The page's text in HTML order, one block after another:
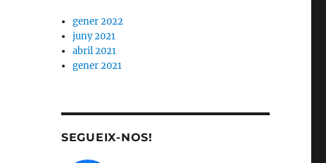
gener 2022
juny 2021
abril 2021
gener 2021
SEGUEIX-NOS!